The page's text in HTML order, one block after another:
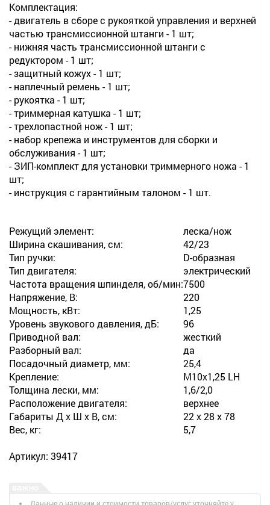
Комплектация:
- двигатель в сборе с рукояткой управления и верхней
частью трансмиссионной штанги - 1 шт;
- нижняя часть трансмиссионной штанги с
редуктором - 1 шт;
- защитный кожух - 1 шт;
- наплечный ремень - 1 шт;
- рукоятка - 1 шт;
- триммерная катушка - 1 шт;
- трехлопастной нож - 1 шт;
- набор крепежа и инструментов для сборки и
обслуживания - 1 шт;
- ЗИП-комплект для установки триммерного ножа - 1
шт;
- инструкция с гарантийным талоном - 1 шт.
Режущий элемент:
леска/нож
Ширина скашивания, см:
42/23
Тип ручки:
D-образная
Тип двигателя:
электрический
Частота вращения шпинделя, об/мин:7500
Напряжение, В:
220
Мощность, кВт:
1,25
Уровень звукового давления, дБ:
96
Приводной вал:
жесткий
Разборный вал:
да
Посадочный диаметр, мм:
25,4
Крепление:
M10x1,25 LH
Толщина лески, мм:
1,6/2,0
Расположение двигателя:
верхнее
Габариты Д х Ш х В, см:
22 х 28 х 78
Вес, кг:
5,7
Артикул: 39417